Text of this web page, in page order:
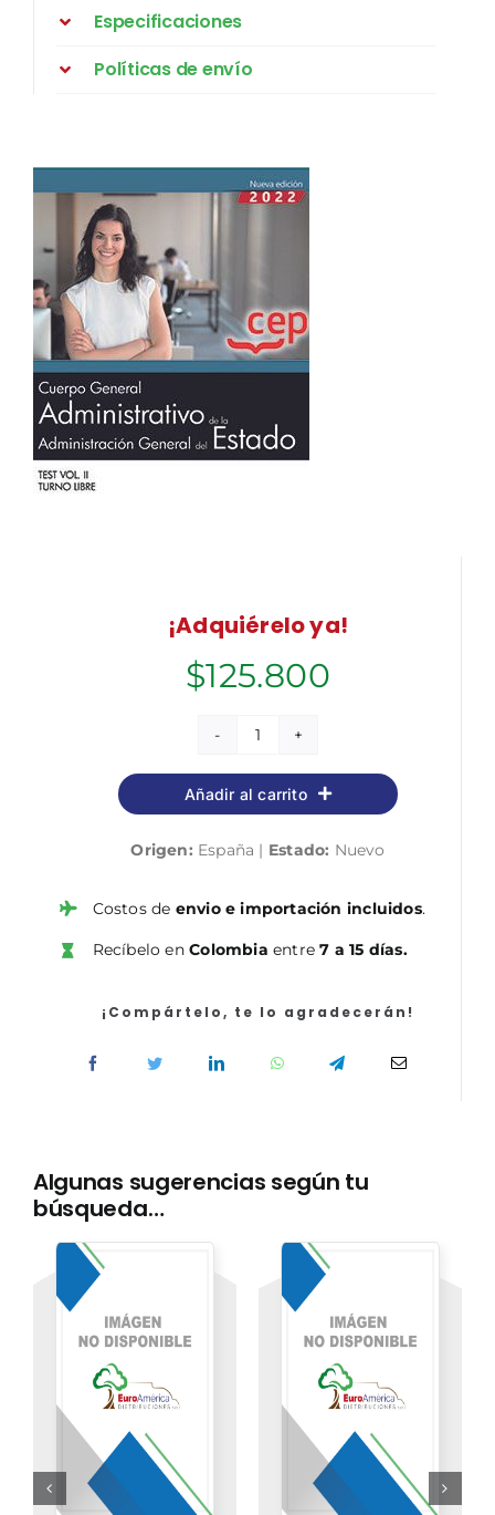
Especificaciones
Políticas de envío
¡Adquiérelo ya!
$125.800
Cuerpo
General
Administrativo
la
General
Estado
Libre).
Vol.
Añadir al carrito
Origen: España | Estado: Nuevo
Costos de envio e importación incluidos.
Recíbelo enColombia entre7 a 15 días.
¡Compártelo, te lo agradecerán!
Algunas sugerencias según tu
búsqueda…